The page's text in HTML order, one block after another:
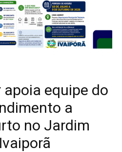
equipe do
a
no Jardim